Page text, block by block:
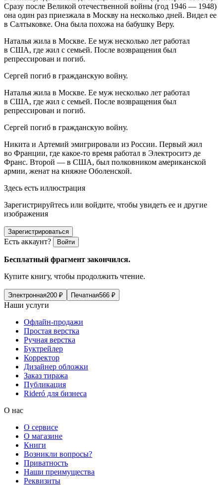
Сразу после Великой отечественной войны (год 1946 — 1948)
она один раз приезжала в Москву на несколько дней. Видел ее
в Салтыковке. Она была похожа на бабушку Веру.
Наталья жила в Москве. Ее муж несколько лет работал
в США, где жил с семьей. После возвращения был
репрессирован и погиб.
Сергей погиб в гражданскую войну.
Наталья жила в Москве. Ее муж несколько лет работал
в США, где жил с семьей. После возвращения был
репрессирован и погиб.
Сергей погиб в гражданскую войну.
Никита и Артемий эмигрировали из России. Первый жил
во Франции, где какое-то время работал в Электроситэ де
Франс. Второй — в США, был полковником американской
армии, женат на княжне Оболенской.
Здесь есть иллюстрация
Зарегистрируйтесь или войдите, чтобы увидеть ее и другие
изображения
Зарегистрироваться
Есть аккаунт? Войти
Бесплатный фрагмент закончился.
Купите книгу, чтобы продолжить чтение.
Электронная200 ₽ Печатная566 ₽
Наши услуги
Офлайн-продажи
Простая верстка
Ручная верстка
Буктрейлер
Корректор
Дизайнер обложки
Заказ тиража
Публикация
Rideró для бизнеса
О нас
О сервисе
О магазине
Книги
Возникли вопросы?
Приватность
Наши преимущества
Реквизиты